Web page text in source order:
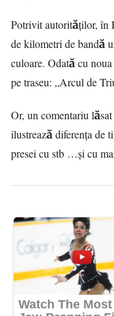
Potrivit autorităților, în
de kilometri de bandă
culoare. Odată cu
pe traseu: „Arcul de
Or, un comentariu
ilustrează diferența de
presei cu stb …și cu